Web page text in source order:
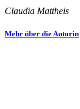
Claudia Mattheis
Mehr über die Autorin